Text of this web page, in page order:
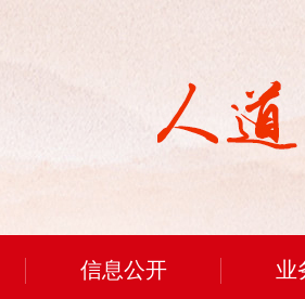
信息公开 业